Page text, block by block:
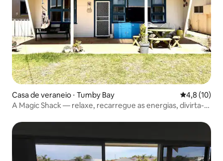
Casa de veraneio ⋅ Tumby Bay 4,8 de uma
4,8 (10)
A Magic Shack — relaxe, recarregue as energias, divirta-